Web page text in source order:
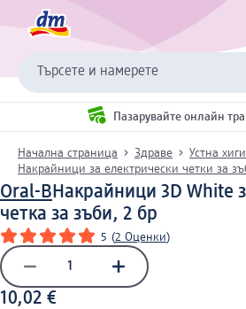
Търсете и намерете
Пазарувайте онлайн
Начална страница Здраве
Устна
Накрайници за електрически четки за
Oral-B Накрайници 3D White
четка за зъби, 2 бр
5 (2 Оценки)
10,02 €